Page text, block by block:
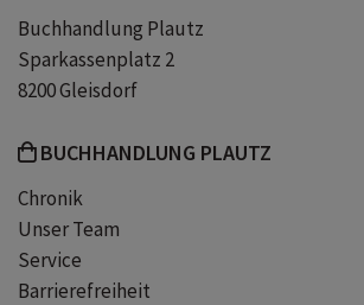
Zweiter Band "Die Andersreisende"
Die Andrsreisende
Zwischen Eulenstein und Weltensäule
Buchhandlung Plautz
Sparkassenplatz 2
8200 Gleisdorf
BUCHHANDLUNG PLAUTZ
Chronik
Unser Team
Service
Barrierefreiheit